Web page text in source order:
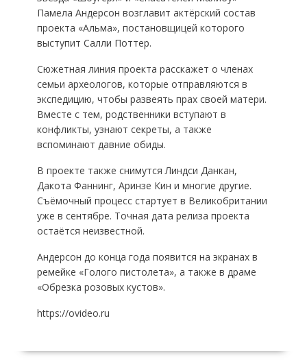
Памела Андерсон возглавит актёрский состав
проекта «Альма», постановщицей которого
выступит Салли Поттер.
Сюжетная линия проекта расскажет о членах
семьи археологов, которые отправляются в
экспедицию, чтобы развеять прах своей матери.
Вместе с тем, родственники вступают в
конфликты, узнают секреты, а также
вспоминают давние обиды.
В проекте также снимутся Линдси Данкан,
Дакота Фаннинг, Аринзе Кин и многие другие.
Съёмочный процесс стартует в Великобритании
уже в сентябре. Точная дата релиза проекта
остаётся неизвестной.
Андерсон до конца года появится на экранах в
ремейке «Голого пистолета», а также в драме
«Обрезка розовых кустов».
https://ovideo.ru